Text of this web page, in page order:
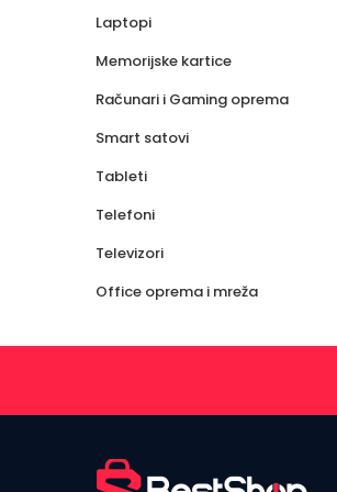
Laptopi
Memorijske kartice
Računari i Gaming oprema
Smart satovi
Tableti
Telefoni
Televizori
Office oprema i mreža